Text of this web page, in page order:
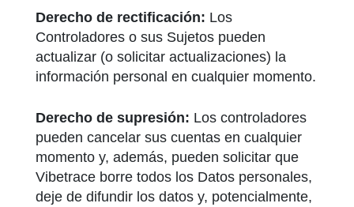
Derecho de rectificación: Los
Controladores o sus Sujetos pueden
actualizar (o solicitar actualizaciones) la
información personal en cualquier momento.
Derecho de supresión: Los controladores
pueden cancelar sus cuentas en cualquier
momento y, además, pueden solicitar que
Vibetrace borre todos los Datos personales,
deje de difundir los datos y, potencialmente,